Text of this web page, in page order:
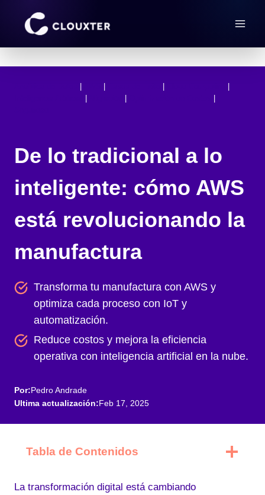
contenido
De lo tradicional a lo
inteligente: cómo AWS
está revolucionando la
manufactura
Transforma tu manufactura con AWS y
optimiza cada proceso con IoT y
automatización.
Reduce costos y mejora la eficiencia
operativa con inteligencia artificial en la nube.
Por:Pedro Andrade
Ultima actualización:Feb 17, 2025
Tabla de Contenidos
La transformación digital está cambiando